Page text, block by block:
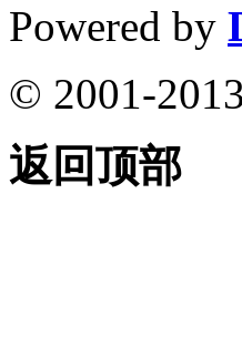
Powered by
© 2001-2013
返回顶部